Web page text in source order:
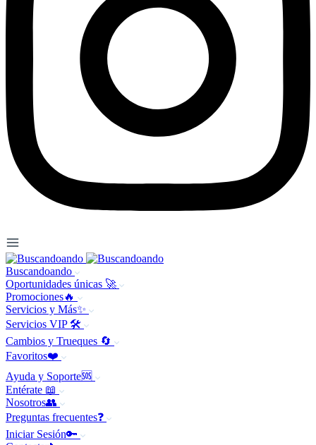
Buscandoando
Oportunidades únicas 🚀
Promociones🔥
Servicios y Más✨
Servicios VIP 🛠️
Cambios y Trueques 🔄
Favoritos❤️
Ayuda y Soporte🆘
Entérate 📖
Nosotros👥
Preguntas frecuentes❓
Iniciar Sesión🔑